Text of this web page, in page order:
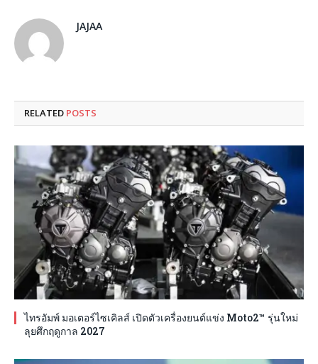
JAJAA
RELATED POSTS
ไทรอัมพ์ มอเตอร์ไซเคิลส์ เปิดตัวเครื่องยนต์แข่ง Moto2™ รุ่นใหม่
ลุยศึกฤดูกาล 2027